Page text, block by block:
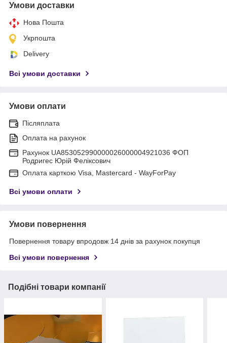
Умови доставки
Нова Пошта
Укрпошта
Delivery
Всі умови доставки
Умови оплати
Післяплата
Оплата на рахунок
Рахунок UA853052990000026000004921036 ФОП
Родригес Юрій Феліксович
Оплата карткою Visa, Mastercard - WayForPay
Всі умови оплати
Умови повернення
Повернення товару впродовж 14 днів за рахунок покупця
Всі умови повернення
Подібні товари компанії